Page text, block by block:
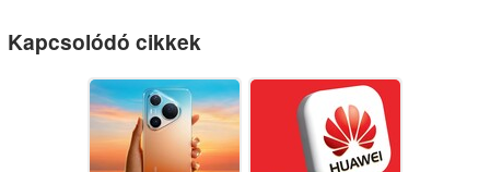
Kapcsolódó cikkek